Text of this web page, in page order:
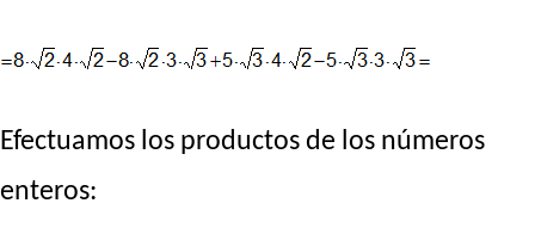
Efectuamos los productos de los números
enteros: